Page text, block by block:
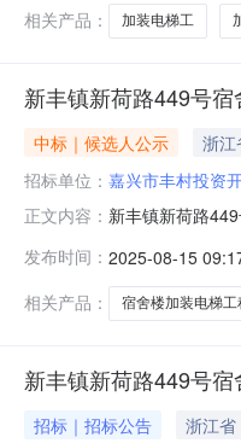
饰、电梯安装，
相关产品：
加装电梯工
新丰镇新荷路449号
中标｜候选人公示 浙江
招标单位： 嘉兴市丰村投资
正文内容： 新丰镇新荷路
（2025年08月
发布时间： 2025-08-15
相关产品：
宿舍楼加装电梯工
新丰镇新荷路449号
招标｜招标公告 浙江省